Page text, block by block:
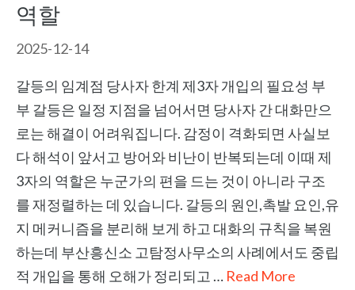
역할
2025-12-14
갈등의 임계점 당사자 한계 제3자 개입의 필요성 부
부 갈등은 일정 지점을 넘어서면 당사자 간 대화만으
로는 해결이 어려워집니다. 감정이 격화되면 사실보
다 해석이 앞서고 방어와 비난이 반복되는데 이때 제
3자의 역할은 누군가의 편을 드는 것이 아니라 구조
를 재정렬하는 데 있습니다. 갈등의 원인,촉발 요인,유
지 메커니즘을 분리해 보게 하고 대화의 규칙을 복원
하는데 부산흥신소 고탐정사무소의 사례에서도 중립
적 개입을 통해 오해가 정리되고 … Read More